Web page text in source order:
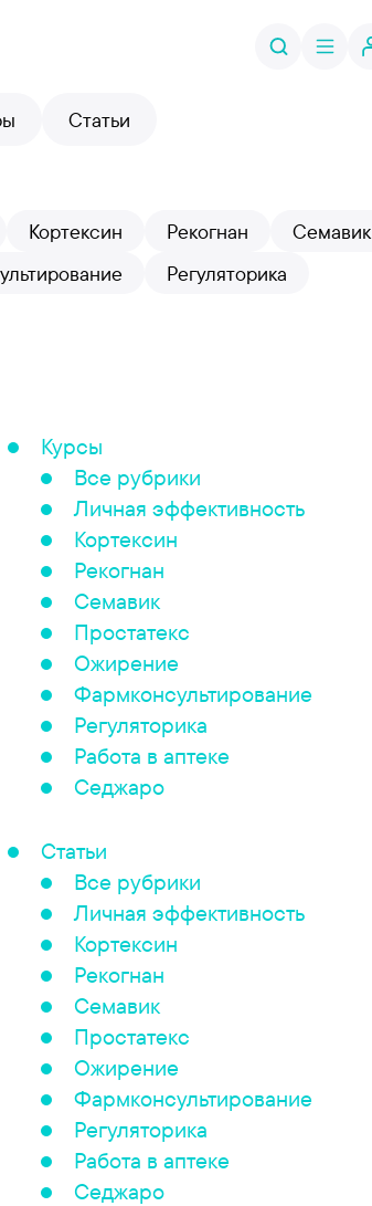
Статьи
Кортексин Рекогнан
Семавик
Регуляторика
Курсы
Все рубрики
Личная эффективность
Кортексин
Рекогнан
Семавик
Простатекс
Ожирение
Фармконсультирование
Регуляторика
Работа в аптеке
Седжаро
Статьи
Все рубрики
Личная эффективность
Кортексин
Рекогнан
Семавик
Простатекс
Ожирение
Фармконсультирование
Регуляторика
Работа в аптеке
Седжаро